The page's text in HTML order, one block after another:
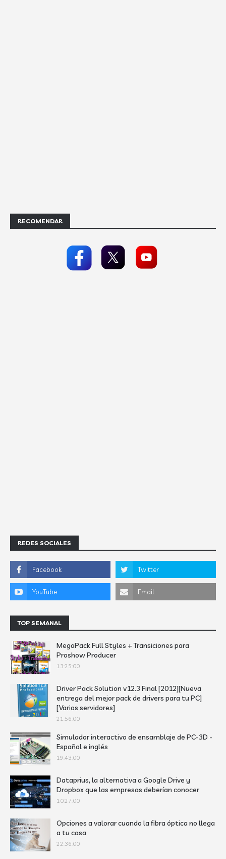
RECOMENDAR
REDES SOCIALES
TOP SEMANAL
MegaPack Full Styles + Transiciones para
Proshow Producer
13:25:00
Driver Pack Solution v12.3 Final [2012][Nueva
entrega del mejor pack de drivers para tu PC]
[Varios servidores]
21:56:00
Simulador interactivo de ensamblaje de PC-3D -
Español e inglés
19:43:00
Dataprius, la alternativa a Google Drive y
Dropbox que las empresas deberían conocer
10:27:00
Opciones a valorar cuando la fibra óptica no llega
a tu casa
22:36:00